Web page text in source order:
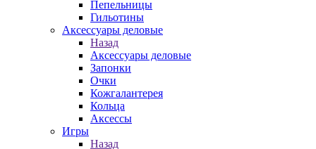
Пепельницы
Гильотины
Аксессуары деловые
Назад
Аксессуары деловые
Запонки
Очки
Кожгалантерея
Кольца
Аксессы
Игры
Назад